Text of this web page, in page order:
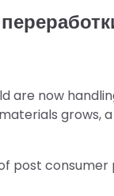
are now
grows,
post